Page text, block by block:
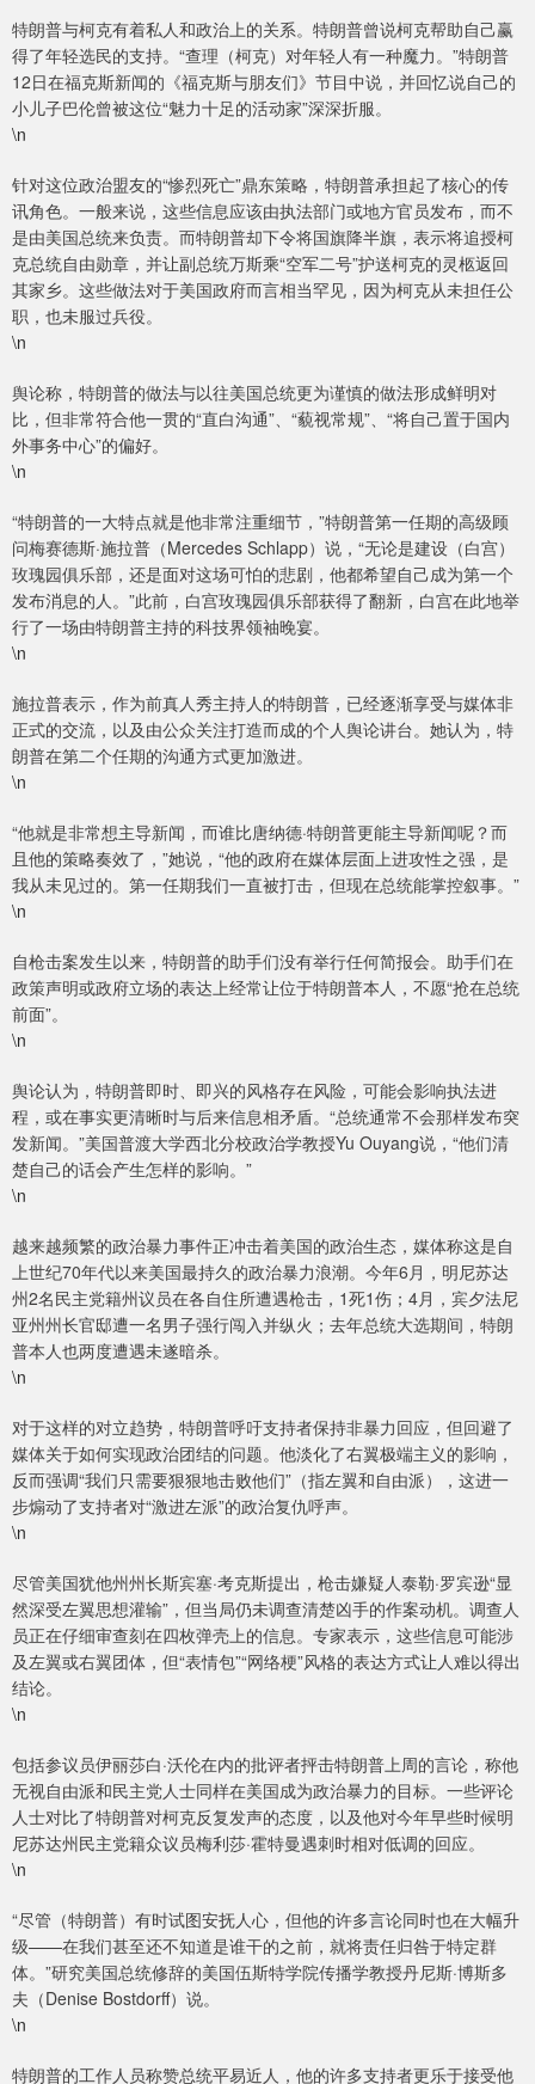
特朗普与柯克有着私人和政治上的关系。特朗普曾说柯克帮助自己赢
得了年轻选民的支持。“查理（柯克）对年轻人有一种魔力。”特朗普
12日在福克斯新闻的《福克斯与朋友们》节目中说，并回忆说自己的
小儿子巴伦曾被这位“魅力十足的活动家”深深折服。
\n
针对这位政治盟友的“惨烈死亡”鼎东策略，特朗普承担起了核心的传
讯角色。一般来说，这些信息应该由执法部门或地方官员发布，而不
是由美国总统来负责。而特朗普却下令将国旗降半旗，表示将追授柯
克总统自由勋章，并让副总统万斯乘“空军二号”护送柯克的灵柩返回
其家乡。这些做法对于美国政府而言相当罕见，因为柯克从未担任公
职，也未服过兵役。
\n
舆论称，特朗普的做法与以往美国总统更为谨慎的做法形成鲜明对
比，但非常符合他一贯的“直白沟通”、“藐视常规”、“将自己置于国内
外事务中心”的偏好。
\n
“特朗普的一大特点就是他非常注重细节，”特朗普第一任期的高级顾
问梅赛德斯·施拉普（Mercedes Schlapp）说，“无论是建设（白宫）
玫瑰园俱乐部，还是面对这场可怕的悲剧，他都希望自己成为第一个
发布消息的人。”此前，白宫玫瑰园俱乐部获得了翻新，白宫在此地举
行了一场由特朗普主持的科技界领袖晚宴。
\n
施拉普表示，作为前真人秀主持人的特朗普，已经逐渐享受与媒体非
正式的交流，以及由公众关注打造而成的个人舆论讲台。她认为，特
朗普在第二个任期的沟通方式更加激进。
\n
“他就是非常想主导新闻，而谁比唐纳德·特朗普更能主导新闻呢？而
且他的策略奏效了，”她说，“他的政府在媒体层面上进攻性之强，是
我从未见过的。第一任期我们一直被打击，但现在总统能掌控叙事。”
\n
自枪击案发生以来，特朗普的助手们没有举行任何简报会。助手们在
政策声明或政府立场的表达上经常让位于特朗普本人，不愿“抢在总统
前面”。
\n
舆论认为，特朗普即时、即兴的风格存在风险，可能会影响执法进
程，或在事实更清晰时与后来信息相矛盾。“总统通常不会那样发布突
发新闻。”美国普渡大学西北分校政治学教授Yu Ouyang说，“他们清
楚自己的话会产生怎样的影响。”
\n
越来越频繁的政治暴力事件正冲击着美国的政治生态，媒体称这是自
上世纪70年代以来美国最持久的政治暴力浪潮。今年6月，明尼苏达
州2名民主党籍州议员在各自住所遭遇枪击，1死1伤；4月，宾夕法尼
亚州州长官邸遭一名男子强行闯入并纵火；去年总统大选期间，特朗
普本人也两度遭遇未遂暗杀。
\n
对于这样的对立趋势，特朗普呼吁支持者保持非暴力回应，但回避了
媒体关于如何实现政治团结的问题。他淡化了右翼极端主义的影响，
反而强调“我们只需要狠狠地击败他们”（指左翼和自由派），这进一
步煽动了支持者对“激进左派”的政治复仇呼声。
\n
尽管美国犹他州州长斯宾塞·考克斯提出，枪击嫌疑人泰勒·罗宾逊“显
然深受左翼思想灌输”，但当局仍未调查清楚凶手的作案动机。调查人
员正在仔细审查刻在四枚弹壳上的信息。专家表示，这些信息可能涉
及左翼或右翼团体，但“表情包”“网络梗”风格的表达方式让人难以得出
结论。
\n
包括参议员伊丽莎白·沃伦在内的批评者抨击特朗普上周的言论，称他
无视自由派和民主党人士同样在美国成为政治暴力的目标。一些评论
人士对比了特朗普对柯克反复发声的态度，以及他对今年早些时候明
尼苏达州民主党籍众议员梅利莎·霍特曼遇刺时相对低调的回应。
\n
“尽管（特朗普）有时试图安抚人心，但他的许多言论同时也在大幅升
级——在我们甚至还不知道是谁干的之前，就将责任归咎于特定群
体。”研究美国总统修辞的美国伍斯特学院传播学教授丹尼斯·博斯多
夫（Denise Bostdorff）说。
\n
特朗普的工作人员称赞总统平易近人，他的许多支持者更乐于接受他